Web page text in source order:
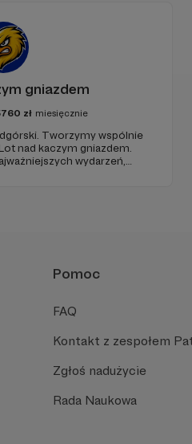
gniazdem
zł miesięcznie
Tworzymy wspólnie
nad kaczym gniazdem.
wydarzeń,
Pomoc
FAQ
Kontakt z zespołem
Zgłoś nadużycie
Rada Naukowa